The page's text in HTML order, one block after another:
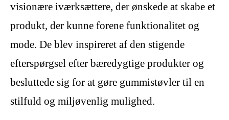
visionære iværksættere, der ønskede at skabe et
produkt, der kunne forene funktionalitet og
mode. De blev inspireret af den stigende
efterspørgsel efter bæredygtige produkter og
besluttede sig for at gøre gummistøvler til en
stilfuld og miljøvenlig mulighed.